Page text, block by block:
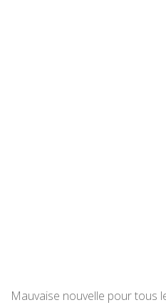
Mauvaise nouvelle pour tous